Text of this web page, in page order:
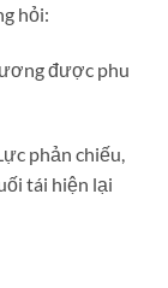
hỏi:
được phu
phản chiếu,
tái hiện lại